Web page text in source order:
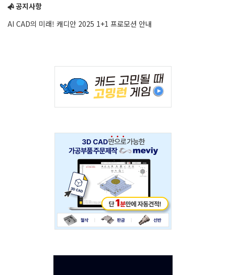
공지사항
AI CAD의 미래! 캐디안 2025 1+1 프로모션 안내